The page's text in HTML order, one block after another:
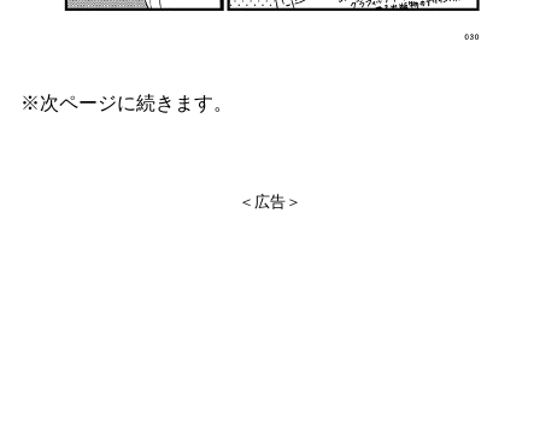
※次ページに続きます。
＜広告＞